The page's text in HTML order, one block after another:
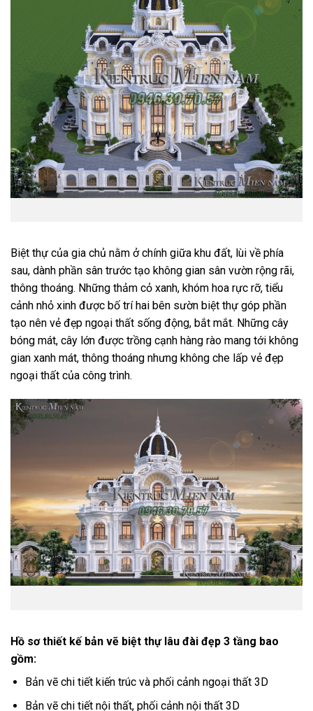
Biệt thự của gia chủ nằm ở chính giữa khu đất, lùi về phía
sau, dành phần sân trước tạo không gian sân vườn rộng rãi,
thông thoáng. Những thảm cỏ xanh, khóm hoa rực rỡ, tiểu
cảnh nhỏ xinh được bố trí hai bên sườn biệt thự góp phần
tạo nên vẻ đẹp ngoại thất sống động, bắt mắt. Những cây
bóng mát, cây lớn được trồng cạnh hàng rào mang tới không
gian xanh mát, thông thoáng nhưng không che lấp vẻ đẹp
ngoại thất của công trình.
Hồ sơ thiết kế bản vẽ biệt thự lâu đài đẹp 3 tầng bao
gồm:
Bản vẽ chi tiết kiến trúc và phối cảnh ngoại thất 3D
Bản vẽ chi tiết nội thất, phối cảnh nội thất 3D